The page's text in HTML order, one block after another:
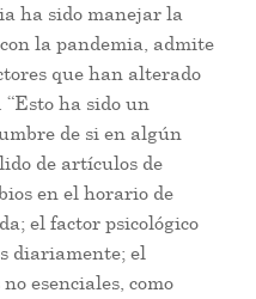
ha sido manejar la
la pandemia, admite
que han alterado
ha sido un
de si en algún
de artículos de
en el horario de
el factor psicológico
diariamente; el
esenciales, como